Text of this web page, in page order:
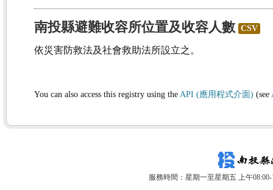
南投縣避難收容所位置及收容人數 CSV
依災害防救法及社會救助法所設立之。
You can also access this registry using the API (應用程式介面) (see
服務時間：星期一至星期五 上午